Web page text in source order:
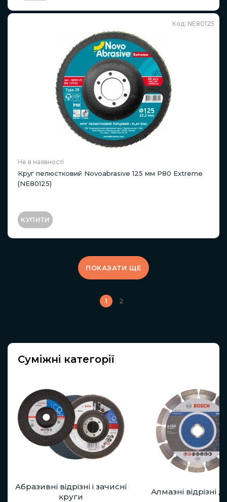
Код: NE80125
Не в наявності
Круг пелюстковий Novoabrasive 125 мм P80 Extreme
(NE80125)
КУПИТИ
ПОКАЗАТИ ЩЕ
1 2
Суміжні категорії
Абразивні відрізні і зачисні
круги
Алмазні відрізні